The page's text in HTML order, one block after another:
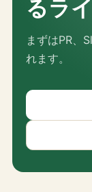
るラ
まずはPR、
れます。